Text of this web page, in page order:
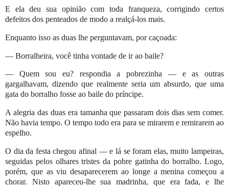
E ela deu sua opinião com toda franqueza, corrigindo certos
defeitos dos penteados de modo a realçá-los mais.
Enquanto isso as duas lhe perguntavam, por caçoada:
— Borralheira, você tinha vontade de ir ao baile?
— Quem sou eu? respondia a pobrezinha — e as outras
gargalhavam, dizendo que realmente seria um absurdo, que uma
gata do borralho fosse ao baile do príncipe.
A alegria das duas era tamanha que passaram dois dias sem comer.
Não havia tempo. O tempo todo era para se mirarem e remirarem ao
espelho.
O dia da festa chegou afinal — e lá se foram elas, muito lampeiras,
seguidas pelos olhares tristes da pobre gatinha do borralho. Logo,
porém, que as viu desaparecerem ao longe a menina começou a
chorar. Nisto apareceu-lhe sua madrinha, que era fada, e lhe